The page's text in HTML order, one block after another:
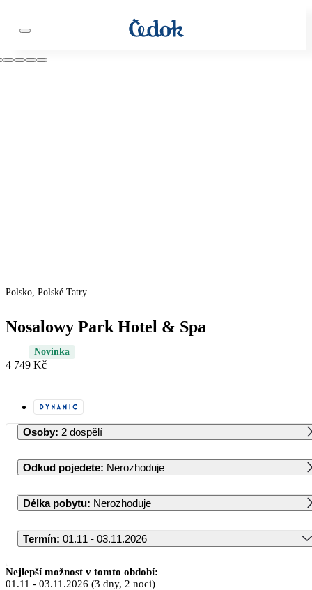
Polsko, Polské Tatry
Nosalowy Park Hotel & Spa
Novinka
4 749 Kč
Osoby: 2 dospělí
Odkud pojedete: Nerozhoduje
Délka pobytu: Nerozhoduje
Termín: 01.11 - 03.11.2026
Listopad 2026
Nejlepší možnost v tomto období:
01.11 - 03.11.2026 (3 dny, 2 noci)